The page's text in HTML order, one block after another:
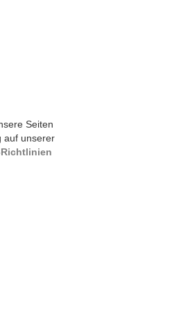
Seiten
auf unserer